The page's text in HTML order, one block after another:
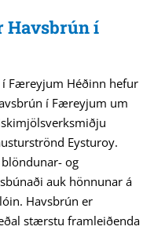
Havsbrún í
Færeyjum Héðinn hefur
í Færeyjum um
Eysturoy.
og
auk hönnunar á
Havsbrún er
stærstu framleiðenda